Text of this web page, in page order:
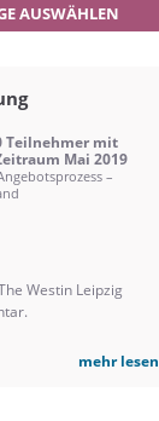
AUSWÄHLEN
Teilnehmer mit
Mai 2019
–
Westin Leipzig
mehr lesen